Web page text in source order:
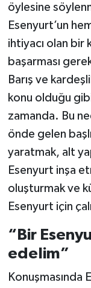
öylesine
Esenyurt’un
ihtiyacı olan bir
başarması
Barış ve
konu olduğu
zamanda. Bu
önde gelen
yaratmak, alt
Esenyurt inşa
oluşturmak ve
Esenyurt için
“Bir
edelim”
Konuşmasında